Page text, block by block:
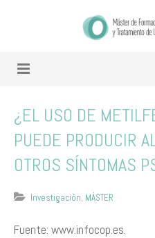
¿EL USO DE
PUEDE PRODUCIR
OTROS SÍNTOMAS
Investigación, MÁSTER
Fuente: www.infocop.es.